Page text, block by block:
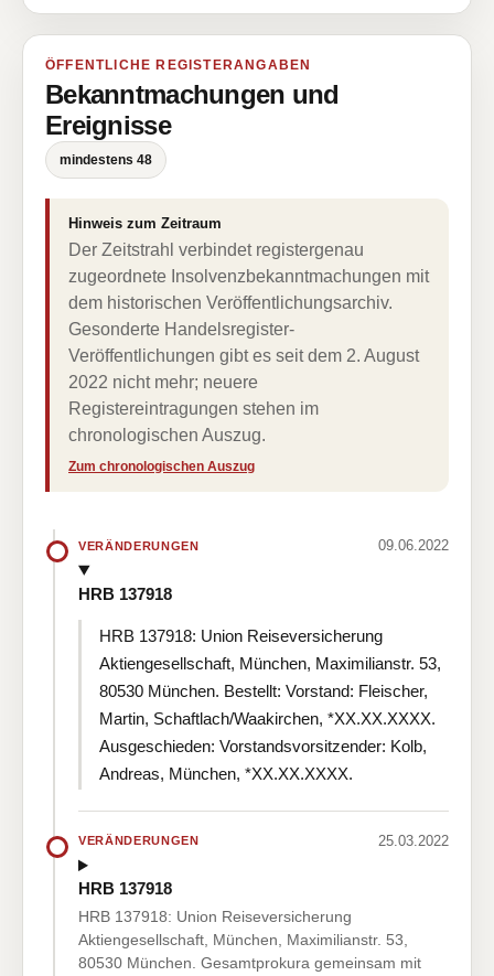
ÖFFENTLICHE REGISTERANGABEN
Bekanntmachungen und
Ereignisse
mindestens 48
Hinweis zum Zeitraum
Der Zeitstrahl verbindet registergenau
zugeordnete Insolvenzbekanntmachungen mit
dem historischen Veröffentlichungsarchiv.
Gesonderte Handelsregister-
Veröffentlichungen gibt es seit dem 2. August
2022 nicht mehr; neuere
Registereintragungen stehen im
chronologischen Auszug.
Zum chronologischen Auszug
VERÄNDERUNGEN 09.06.2022
HRB 137918
HRB 137918: Union Reiseversicherung
Aktiengesellschaft, München, Maximilianstr. 53,
80530 München. Bestellt: Vorstand: Fleischer,
Martin, Schaftlach/Waakirchen, *XX.XX.XXXX.
Ausgeschieden: Vorstandsvorsitzender: Kolb,
Andreas, München, *XX.XX.XXXX.
VERÄNDERUNGEN 25.03.2022
HRB 137918
HRB 137918: Union Reiseversicherung
Aktiengesellschaft, München, Maximilianstr. 53,
80530 München. Gesamtprokura gemeinsam mit